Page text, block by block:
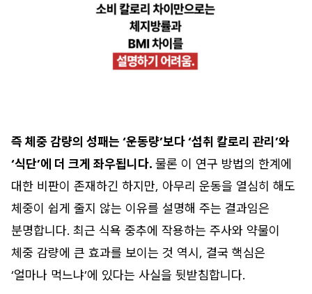
즉 체중 감량의 성패는 ‘운동량’보다 ‘섭취 칼로리 관리’와
‘식단’에 더 크게 좌우됩니다. 물론 이 연구 방법의 한계에
대한 비판이 존재하긴 하지만, 아무리 운동을 열심히 해도
체중이 쉽게 줄지 않는 이유를 설명해 주는 결과임은
분명합니다. 최근 식욕 중추에 작용하는 주사와 약물이
체중 감량에 큰 효과를 보이는 것 역시, 결국 핵심은
‘얼마나 먹느냐’에 있다는 사실을 뒷받침합니다.